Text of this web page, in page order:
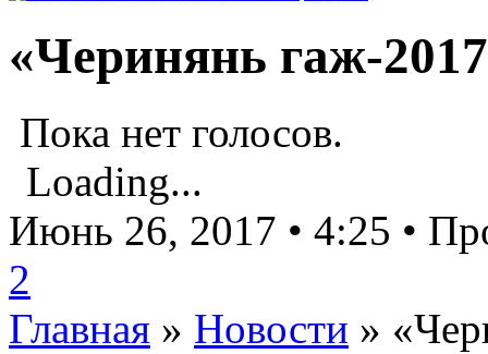
«Черинянь гаж-
Пока нет голосов.
Loading...
Июнь 26, 2017 • 4:25 •
2
Главная » Новости »